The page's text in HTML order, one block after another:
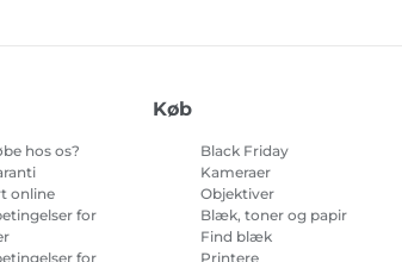
hos os?
online
for
for
Køb
Black Friday
Kameraer
Objektiver
Blæk, toner og papir
Find blæk
Printere